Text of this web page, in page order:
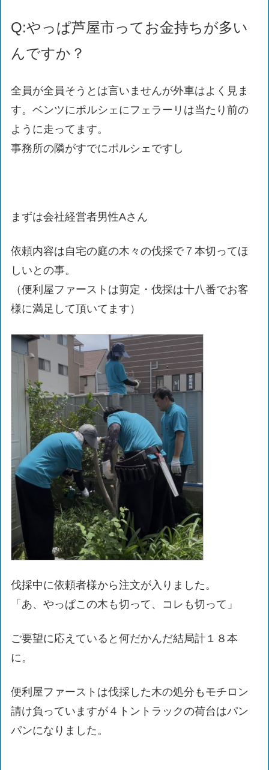
Q:やっぱ芦屋市ってお金持ちが多い
んですか？
全員が全員そうとは言いませんが外車はよく見ま
す。ベンツにポルシェにフェラーリは当たり前の
ように走ってます。
事務所の隣がすでにポルシェですし
まずは会社経営者男性Aさん
依頼内容は自宅の庭の木々の伐採で７本切ってほ
しいとの事。
（便利屋ファーストは剪定・伐採は十八番でお客
様に満足して頂いてます）
伐採中に依頼者様から注文が入りました。
「あ、やっぱこの木も切って、コレも切って」
ご要望に応えていると何だかんだ結局計１８本
に。
便利屋ファーストは伐採した木の処分もモチロン
請け負っていますが４トントラックの荷台はパン
パンになりました。